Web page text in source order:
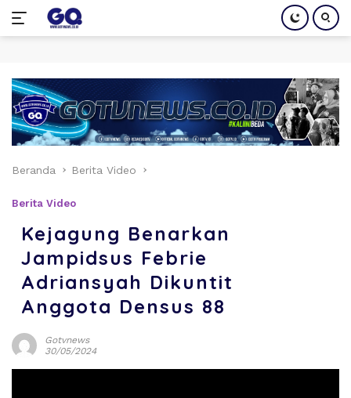
konten
Beranda Berita Video
Berita Video
Kejagung Benarkan
Jampidsus Febrie
Adriansyah Dikuntit
Anggota Densus 88
Gotvnews
30/05/2024